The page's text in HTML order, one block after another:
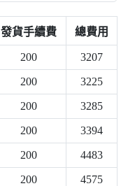
發貨手續費 總費用
200 3207
200 3225
200 3285
200 3394
200 4483
200 4575